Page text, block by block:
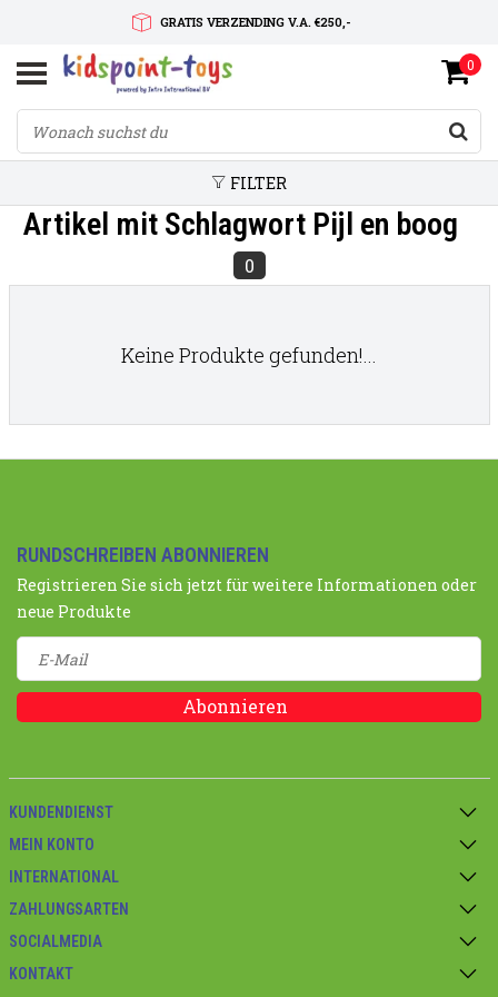
GRATIS VERZENDING V.A. €250,-
SNELLE LEVERTIJD
SERVICE OP MAAT
0
FILTER
Artikel mit Schlagwort Pijl en boog
0
Keine Produkte gefunden!...
RUNDSCHREIBEN ABONNIEREN
Registrieren Sie sich jetzt für weitere Informationen oder
neue Produkte
Abonnieren
KUNDENDIENST
MEIN KONTO
INTERNATIONAL
ZAHLUNGSARTEN
SOCIALMEDIA
KONTAKT